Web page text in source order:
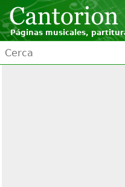
Páginas musicales,